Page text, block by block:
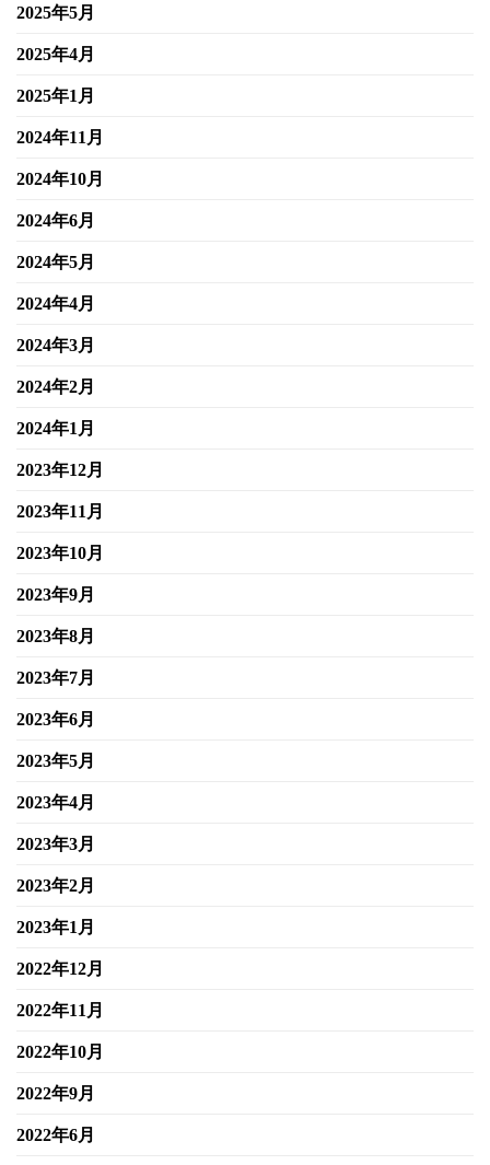
2025年5月
2025年4月
2025年1月
2024年11月
2024年10月
2024年6月
2024年5月
2024年4月
2024年3月
2024年2月
2024年1月
2023年12月
2023年11月
2023年10月
2023年9月
2023年8月
2023年7月
2023年6月
2023年5月
2023年4月
2023年3月
2023年2月
2023年1月
2022年12月
2022年11月
2022年10月
2022年9月
2022年6月